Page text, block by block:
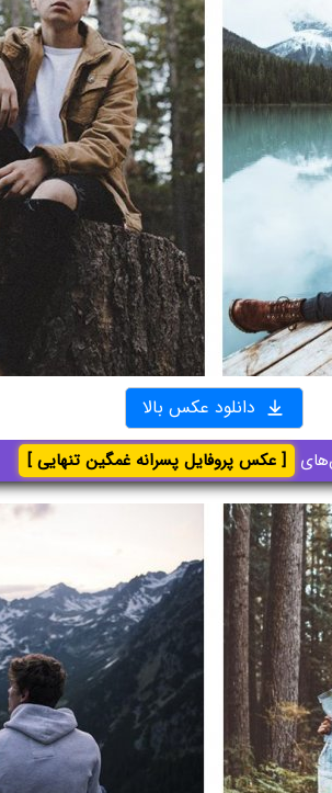
دانلود عکس بالا
[ عکس پروفایل پسرانه غمگین تنهایی ]